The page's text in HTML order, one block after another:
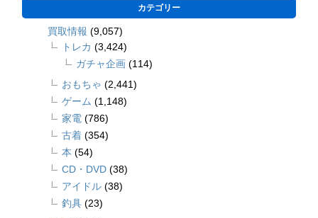
カテゴリー
買取情報 (9,057)
トレカ (3,424)
ガチャ企画 (114)
おもちゃ (2,441)
ゲーム (1,148)
家電 (786)
古着 (354)
本 (54)
CD・DVD (38)
アイドル (38)
釣具 (23)